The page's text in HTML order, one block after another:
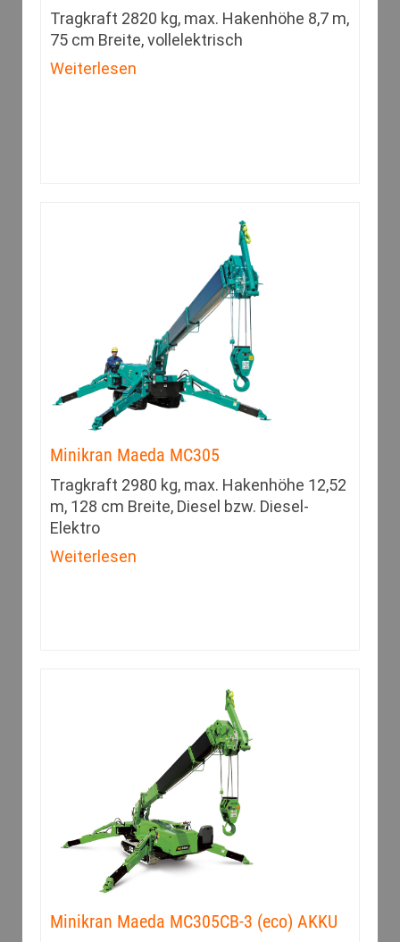
Tragkraft 2820 kg, max. Hakenhöhe 8,7 m,
75 cm Breite, vollelektrisch
Weiterlesen
Minikran Maeda MC305
Tragkraft 2980 kg, max. Hakenhöhe 12,52
m, 128 cm Breite, Diesel bzw. Diesel-
Elektro
Weiterlesen
Minikran Maeda MC305CB-3 (eco) AKKU